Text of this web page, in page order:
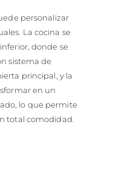
personalizar
La cocina se
donde se
sistema de
principal, y la
en un
lo que permite
total comodidad.